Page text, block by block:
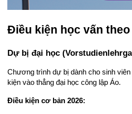
Điều kiện học vấn
Dự bị đại học
Chương trình dự bị dành cho sinh
kiện vào thẳng đại học công lập Áo.
Điều kiện cơ bản 2026: